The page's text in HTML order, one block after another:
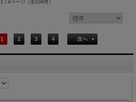
1 / 4ページ （全108件）
1 2 3 4 次へ